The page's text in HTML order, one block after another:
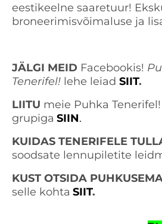
eestikeelne saaretuur!
broneerimisvõimaluse ja
JÄLGI MEID Facebookis!
Tenerifel! lehe leiad SIIT.
LIITU meie Puhka Tenerifel!
grupiga SIIN.
KUIDAS TENERIFELE
soodsate lennupiletite
KUST OTSIDA
selle kohta SIIT.